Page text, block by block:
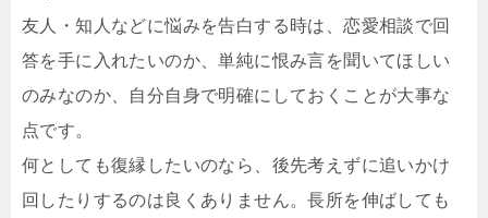
友人・知人などに悩みを告白する時は、恋愛相談で回
答を手に入れたいのか、単純に恨み言を聞いてほしい
のみなのか、自分自身で明確にしておくことが大事な
点です。
何としても復縁したいのなら、後先考えずに追いかけ
回したりするのは良くありません。長所を伸ばしても